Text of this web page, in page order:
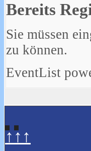
Bereits
Sie müssen
zu können.
EventList
↑↑↑